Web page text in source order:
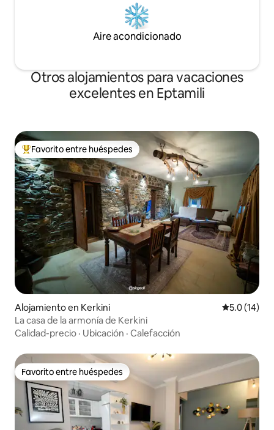
Aire acondicionado
Otros alojamientos para vacaciones
excelentes en Eptamili
Favorito entre huéspedes preferido
Favorito entre huéspedes
Alojamiento en Kerkini Calificación
5.0 (14)
La casa de la armonía de Kerkini
Calidad-precio · Ubicación · Calefacción
Favorito entre huéspedes
Favorito entre huéspedes